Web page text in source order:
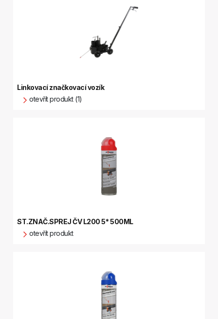
Linkovací značkovací vozík
otevřít produkt (1)
ST.ZNAČ.SPREJ ČV L200 5* 500ML
otevřít produkt